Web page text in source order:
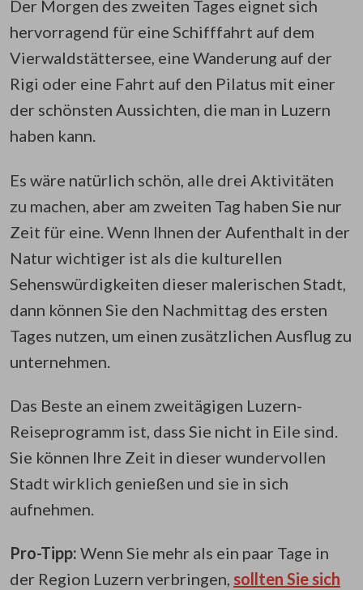
Der Morgen des zweiten Tages eignet sich
hervorragend für eine Schifffahrt auf dem
Vierwaldstättersee, eine Wanderung auf der
Rigi oder eine Fahrt auf den Pilatus mit einer
der schönsten Aussichten, die man in Luzern
haben kann.
Es wäre natürlich schön, alle drei Aktivitäten
zu machen, aber am zweiten Tag haben Sie nur
Zeit für eine. Wenn Ihnen der Aufenthalt in der
Natur wichtiger ist als die kulturellen
Sehenswürdigkeiten dieser malerischen Stadt,
dann können Sie den Nachmittag des ersten
Tages nutzen, um einen zusätzlichen Ausflug zu
unternehmen.
Das Beste an einem zweitägigen Luzern-
Reiseprogramm ist, dass Sie nicht in Eile sind.
Sie können Ihre Zeit in dieser wundervollen
Stadt wirklich genießen und sie in sich
aufnehmen.
Pro-Tipp: Wenn Sie mehr als ein paar Tage in
der Region Luzern verbringen, sollten Sie sich